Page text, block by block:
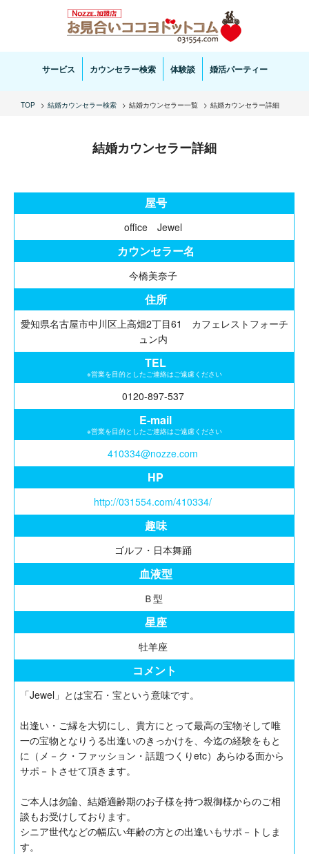
お見合い・結婚相談ならお見合いココヨドットコムへ。専任の結婚カウンセラーがサポートいた
します。
サービス カウンセラー検索 体験談 婚活パーティー
TOP 結婚カウンセラー検索 結婚カウンセラー一覧 結婚カウンセラー詳細
結婚カウンセラー詳細
屋号
office Jewel
カウンセラー名
今橋美奈子
住所
愛知県名古屋市中川区上高畑2丁目61 カフェレストフォーチ
ュン内
TEL
※営業を目的としたご連絡はご遠慮ください
0120-897-537
E-mail
※営業を目的としたご連絡はご遠慮ください
410334@nozze.com
HP
http://031554.com/410334/
趣味
ゴルフ・日本舞踊
血液型
Ｂ型
星座
牡羊座
コメント
「Jewel」とは宝石・宝という意味です。
出逢い・ご縁を大切にし、貴方にとって最高の宝物そして唯
一の宝物となりうる出逢いのきっかけを、今迄の経験をもと
に（メ－ク・ファッション・話題つくりetc）あらゆる面から
サポ－トさせて頂きます。
ご本人は勿論、結婚適齢期のお子様を持つ親御様からのご相
談もお受けしております。
シニア世代などの幅広い年齢の方との出逢いもサポ－トしま
す。